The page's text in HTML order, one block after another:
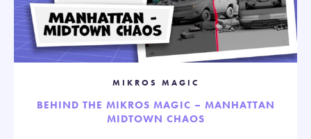
MIKROS MAGIC
BEHIND THE MIKROS MAGIC – MANHATTAN
MIDTOWN CHAOS